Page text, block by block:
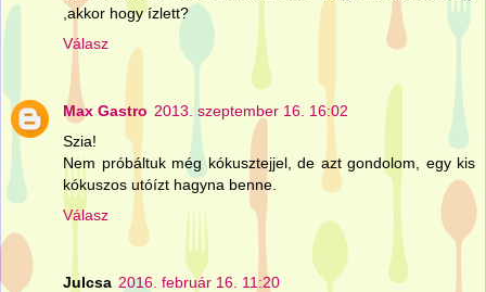
,akkor hogy ízlett?
Válasz
Max Gastro 2013. szeptember 16. 16:02
Szia!
Nem próbáltuk még kókusztejjel, de azt gondolom, egy kis
kókuszos utóízt hagyna benne.
Válasz
Julcsa 2016. február 16. 11:20